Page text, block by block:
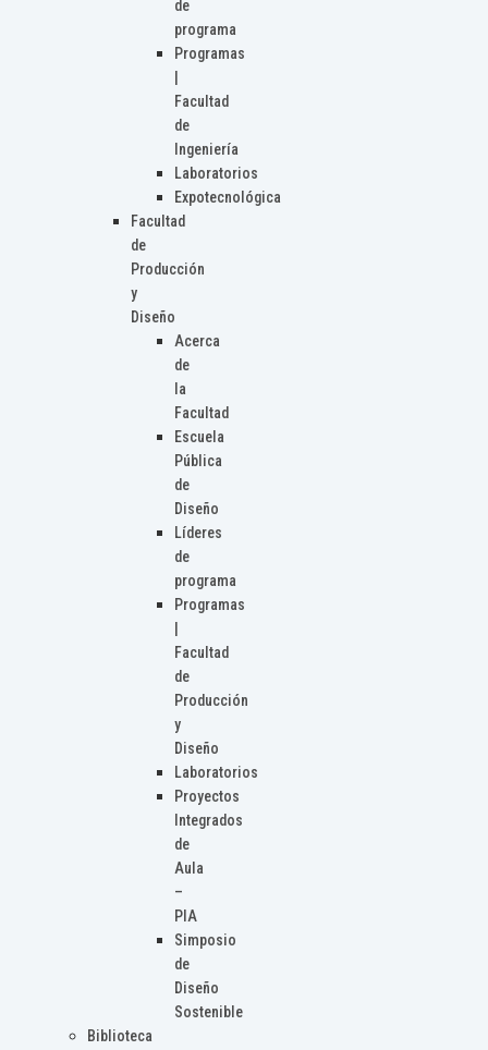
de
programa
Programas
Facultad
de
Ingeniería
Laboratorios
Expotecnológica
Facultad
de
Producción
y
Diseño
Acerca
de
la
Facultad
Escuela
Pública
de
Diseño
Líderes
de
programa
Programas
Facultad
de
Producción
y
Diseño
Laboratorios
Proyectos
Integrados
de
Aula
–
PIA
Simposio
de
Diseño
Sostenible
Biblioteca